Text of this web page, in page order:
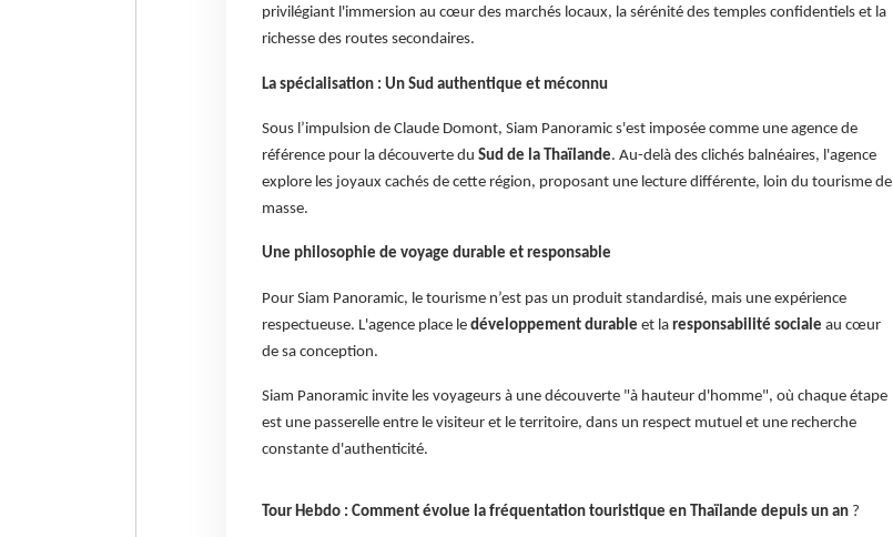
privilégiant l'immersion au cœur des marchés locaux, la sérénité des temples confidentiels et la
richesse des routes secondaires.
La spécialisation : Un Sud authentique et méconnu
Sous l’impulsion de Claude Domont, Siam Panoramic s'est imposée comme une agence de
référence pour la découverte du Sud de la Thaïlande. Au-delà des clichés balnéaires, l'agence
explore les joyaux cachés de cette région, proposant une lecture différente, loin du tourisme de
masse.
Une philosophie de voyage durable et responsable
Pour Siam Panoramic, le tourisme n’est pas un produit standardisé, mais une expérience
respectueuse. L'agence place le développement durable et la responsabilité sociale au cœur
de sa conception.
Siam Panoramic invite les voyageurs à une découverte "à hauteur d'homme", où chaque étape
est une passerelle entre le visiteur et le territoire, dans un respect mutuel et une recherche
constante d'authenticité.
Tour Hebdo : Comment évolue la fréquentation touristique en Thaïlande depuis un an?